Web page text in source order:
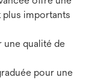
plus importants
une qualité de
pour une